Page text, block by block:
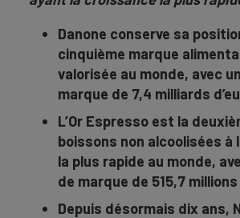
Danone conserve sa
cinquième marque
valorisée au monde, avec
marque de 7,4 milliards
L’Or Espresso est la
boissons non alcoolisées à
la plus rapide au monde,
de marque de 515,7 millions
Depuis désormais dix ans,